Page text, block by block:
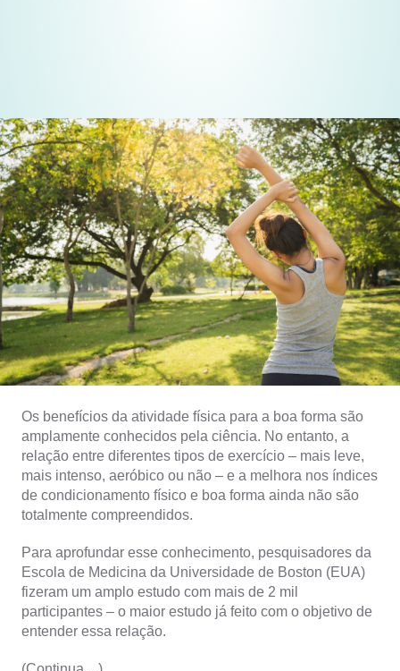
Os benefícios da atividade física para a boa forma são
amplamente conhecidos pela ciência. No entanto, a
relação entre diferentes tipos de exercício – mais leve,
mais intenso, aeróbico ou não – e a melhora nos índices
de condicionamento físico e boa forma ainda não são
totalmente compreendidos.
Para aprofundar esse conhecimento, pesquisadores da
Escola de Medicina da Universidade de Boston (EUA)
fizeram um amplo estudo com mais de 2 mil
participantes – o maior estudo já feito com o objetivo de
entender essa relação.